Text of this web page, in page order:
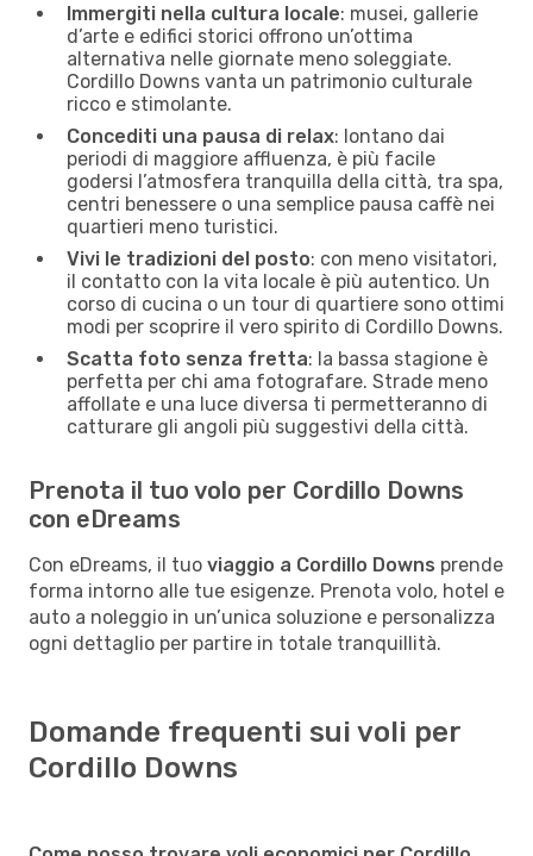
Immergiti nella cultura locale: musei, gallerie
d’arte e edifici storici offrono un’ottima
alternativa nelle giornate meno soleggiate.
Cordillo Downs vanta un patrimonio culturale
ricco e stimolante.
Concediti una pausa di relax: lontano dai
periodi di maggiore affluenza, è più facile
godersi l’atmosfera tranquilla della città, tra spa,
centri benessere o una semplice pausa caffè nei
quartieri meno turistici.
Vivi le tradizioni del posto: con meno visitatori,
il contatto con la vita locale è più autentico. Un
corso di cucina o un tour di quartiere sono ottimi
modi per scoprire il vero spirito di Cordillo Downs.
Scatta foto senza fretta: la bassa stagione è
perfetta per chi ama fotografare. Strade meno
affollate e una luce diversa ti permetteranno di
catturare gli angoli più suggestivi della città.
Prenota il tuo volo per Cordillo Downs
con eDreams
Con eDreams, il tuo viaggio a Cordillo Downs prende
forma intorno alle tue esigenze. Prenota volo, hotel e
auto a noleggio in un’unica soluzione e personalizza
ogni dettaglio per partire in totale tranquillità.
Domande frequenti sui voli per
Cordillo Downs